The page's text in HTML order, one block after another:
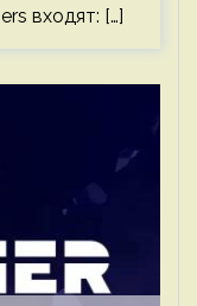
входят: […]